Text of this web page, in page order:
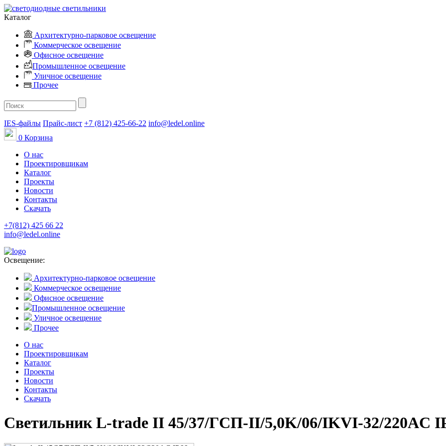
Каталог
Архитектурно-парковое освещение
Коммерческое освещение
Офисное освещение
Промышленное освещение
Уличное освещение
Прочее
IES-файлы Прайс-лист +7 (812) 425-66-22 info@ledel.online
0 Корзина
О нас
Проектировщикам
Каталог
Проекты
Новости
Контакты
Скачать
+7(812) 425 66 22
info@ledel.online
Освещение:
Архитектурно-парковое освещение
Коммерческое освещение
Офисное освещение
Промышленное освещение
Уличное освещение
Прочее
О нас
Проектировщикам
Каталог
Проекты
Новости
Контакты
Скачать
Светильник L-trade II 45/37/ГСП-II/5,0K/06/IKVI-32/220AC